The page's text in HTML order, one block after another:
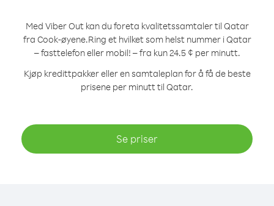
Med Viber Out kan du foreta kvalitetssamtaler til Qatar
fra Cook-øyene.Ring et hvilket som helst nummer i Qatar
– fasttelefon eller mobil! – fra kun 24.5 ¢ per minutt.
Kjøp kredittpakker eller en samtaleplan for å få de beste
prisene per minutt til Qatar.
Se priser